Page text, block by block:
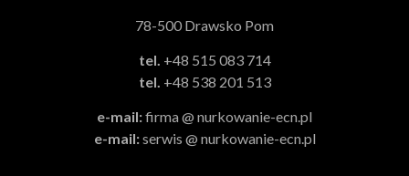
78-500 Drawsko Pom
tel. +48 515 083 714
tel. +48 538 201 513
e-mail:firma @ nurkowanie-ecn.pl
e-mail:serwis @ nurkowanie-ecn.pl